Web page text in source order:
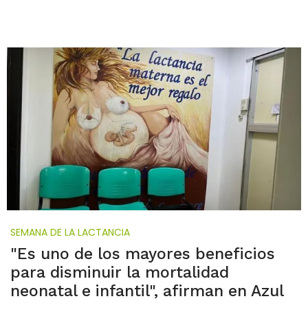
SEMANA DE LA LACTANCIA
"Es uno de los mayores beneficios
para disminuir la mortalidad
neonatal e infantil", afirman en Azul